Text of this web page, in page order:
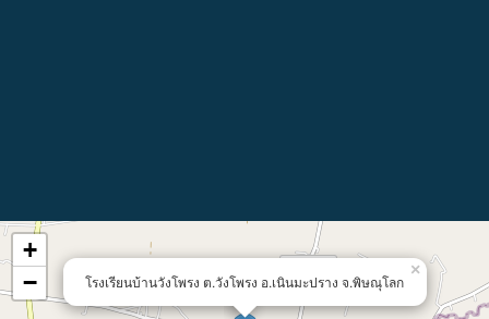
โรงเรียนบ้านวังโพรง ต.วังโพรง อ.เนินมะปราง จ.พิษณุโลก
×
+
−